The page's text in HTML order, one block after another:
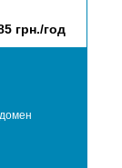
грн./год